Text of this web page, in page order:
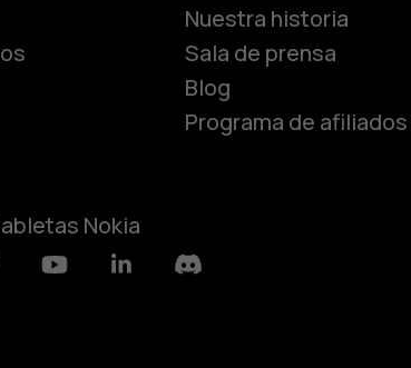
Nokia
Nuestra historia
Sala de prensa
Blog
Programa de afiliados
YoutubeLinkedinDiscord